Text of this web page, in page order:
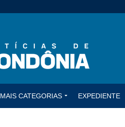
MAIS CATEGORIAS EXPEDIENTE